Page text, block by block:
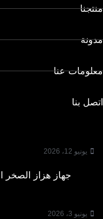
منتجنا
مدونة
معلومات عنا
اتصل بنا
يونيو 12، 2026
جهاز هزاز الصخر
يونيو 3، 2026